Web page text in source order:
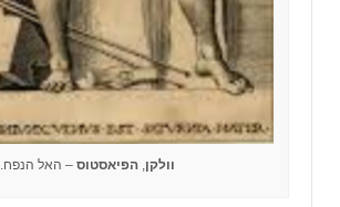
וולקן, הפיאסטוס– האל הנפח.